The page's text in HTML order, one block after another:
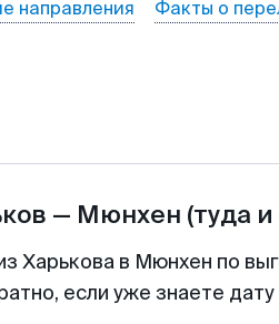
направления Факты о
— Мюнхен (туда
Харькова в Мюнхен по
если уже знаете